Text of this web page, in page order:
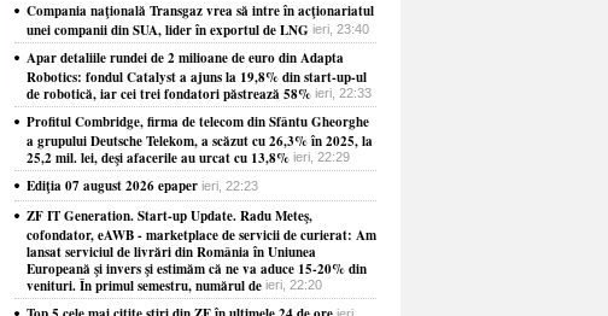
Compania naţională Transgaz vrea să intre în acţionariatul
unei companii din SUA, lider în exportul de LNG ieri, 23:40
Apar detaliile rundei de 2 milioane de euro din Adapta
Robotics: fondul Catalyst a ajuns la 19,8% din start-up-ul
de robotică, iar cei trei fondatori păstrează 58% ieri, 22:33
Profitul Combridge, firma de telecom din Sfântu Gheorghe
a grupului Deutsche Telekom, a scăzut cu 26,3% în 2025, la
25,2 mil. lei, deşi afacerile au urcat cu 13,8% ieri, 22:29
Ediţia 07 august 2026 epaper ieri, 22:23
ZF IT Generation. Start-up Update. Radu Meteş,
cofondator, eAWB - marketplace de servicii de curierat: Am
lansat serviciul de livrări din România în Uniunea
Europeană şi invers şi estimăm că ne va aduce 15-20% din
venituri. În primul semestru, numărul de ieri, 22:20